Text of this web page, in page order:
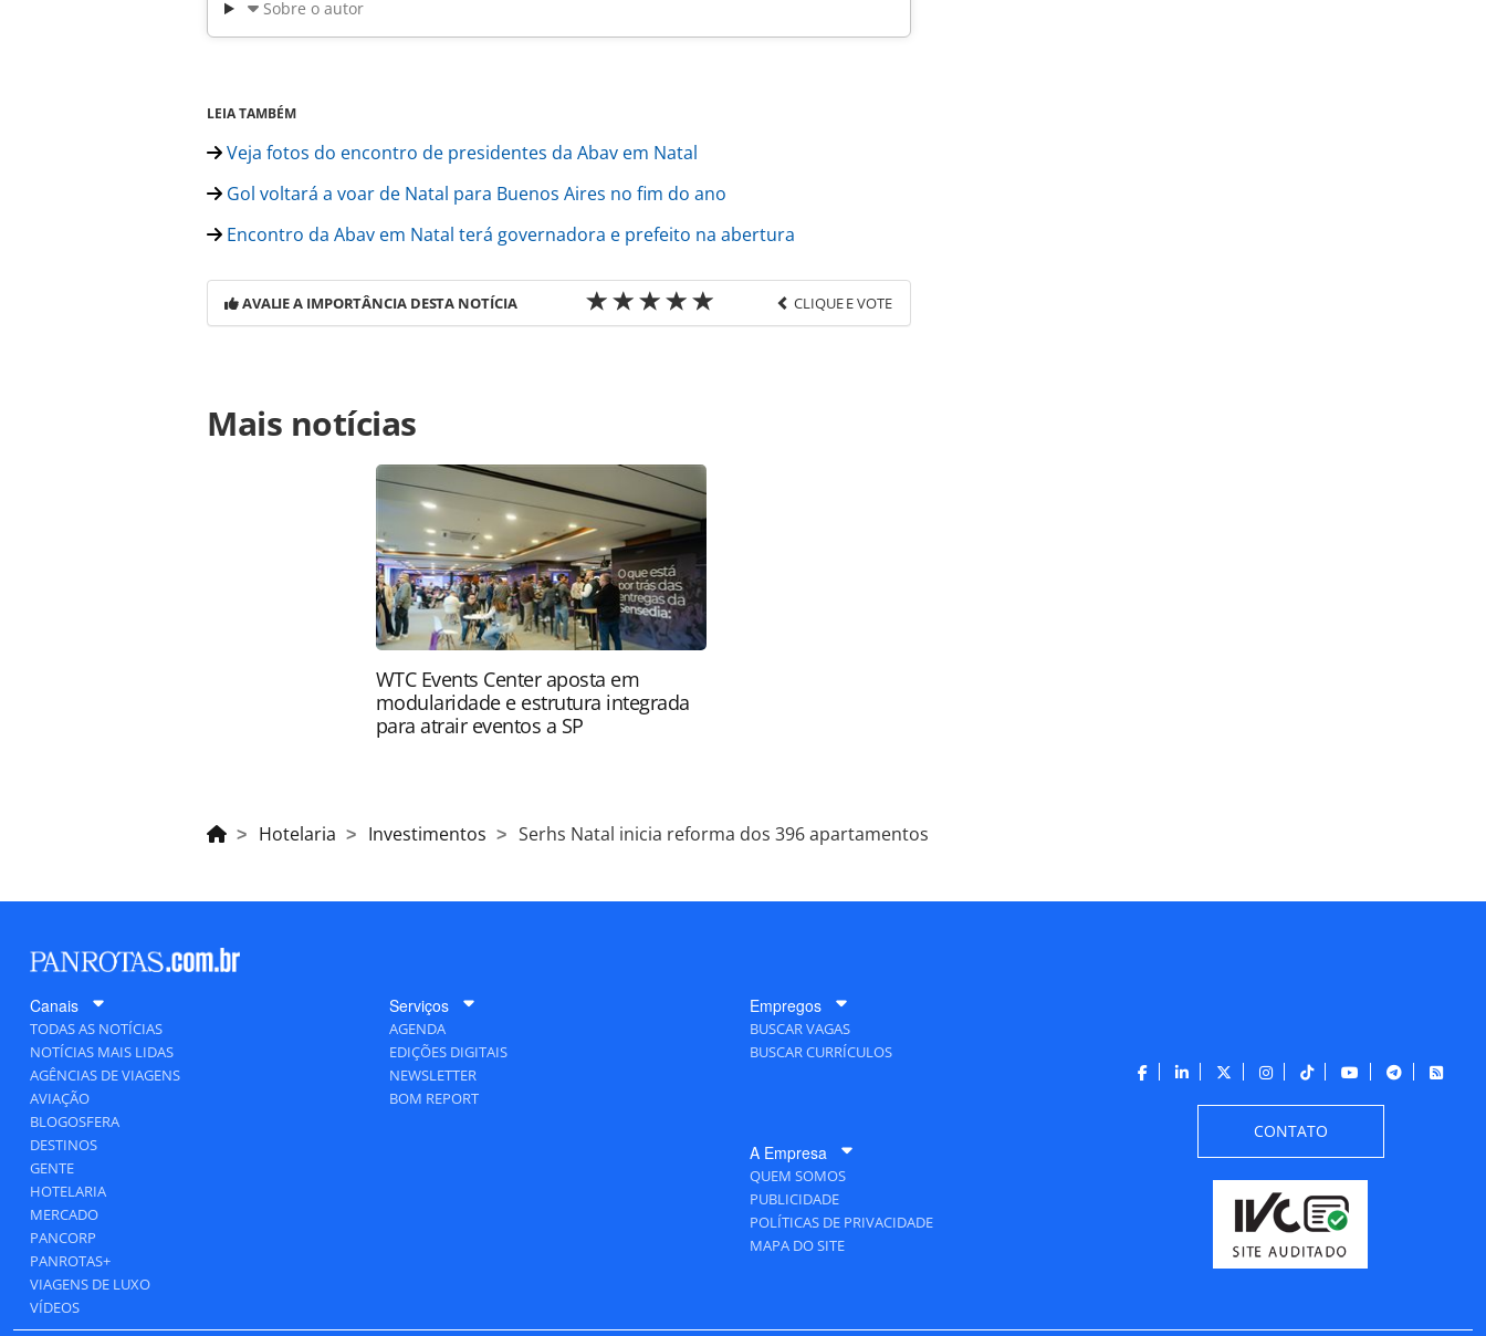
Sobre o autor
LEIA TAMBÉM
Veja fotos do encontro de presidentes da Abav em Natal
Gol voltará a voar de Natal para Buenos Aires no fim do ano
Encontro da Abav em Natal terá governadora e prefeito na abertura
AVALIE A IMPORTÂNCIA DESTA NOTÍCIA CLIQUE E VOTE
https://www.panrotas.com.br/hotelaria/investimentos/2022/04/serhs-natal-inicia-
reforma-dos-396-apartamentos_188400.html ou as ferramentas oferecidas na página.
Todo o conteúdo produzido pela PANROTAS Editora é protegido pela legislação
brasileira sobre direito autoral. Não reproduza o conteúdo sem autorização da
PANROTAS Editora (copyright@panrotas.com.br).
Mais notícias
WTC Events Center aposta em
modularidade e estrutura integrada
para atrair eventos a SP
Hotelaria Investimentos Serhs Natal inicia reforma dos 396 apartamentos
Canais
TODAS AS NOTÍCIAS
NOTÍCIAS MAIS LIDAS
AGÊNCIAS DE VIAGENS
AVIAÇÃO
BLOGOSFERA
DESTINOS
GENTE
HOTELARIA
MERCADO
PANCORP
PANROTAS+
VIAGENS DE LUXO
VÍDEOS
Serviços
AGENDA
EDIÇÕES DIGITAIS
NEWSLETTER
BOM REPORT
Empregos
BUSCAR VAGAS
BUSCAR CURRÍCULOS
A Empresa
QUEM SOMOS
PUBLICIDADE
POLÍTICAS DE PRIVACIDADE
MAPA DO SITE
CONTATO